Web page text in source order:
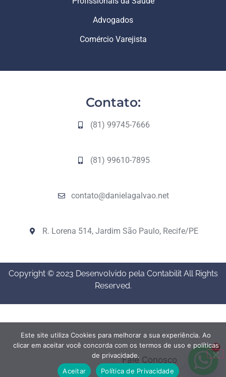
Advogados
Comércio Varejista
Contato:
(81) 99745-7666
(81) 99610-7895
contato@danielagalvao.net
R. Lorena 514, Jardim São Paulo, Recife/PE
Copyright © 2023 Desenvolvido pela Contabilit All Rights
Reserved.
Este site utiliza Cookies para melhorar a sua experiência. Ao
clicar em aceitar você concorda com os termos de uso e políticas
de privacidade.
Aceitar
Política de Privacidade
1
Fale Conosco